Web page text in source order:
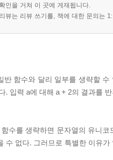
인을 거쳐 이 곳에 게재됩니다.
뷰는 리뷰 쓰기를, 책에 대한 문의는
반 함수와 달리 일부를 생략할
. 입력 a에 대해 a + 2의 결과를
수를 생략하면 문자열의 유니
수 없다. 그러므로 특별한 이유